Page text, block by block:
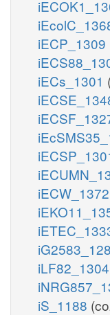
iECP_1309
iECs_1301
iECW_1372
iLF82_1304
iS_1188